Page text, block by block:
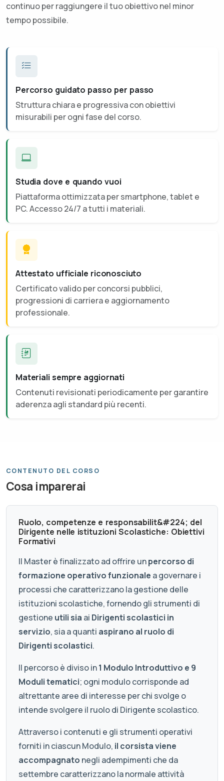
continuo per raggiungere il tuo obiettivo nel minor
tempo possibile.
Percorso guidato passo per passo
Struttura chiara e progressiva con obiettivi
misurabili per ogni fase del corso.
Studia dove e quando vuoi
Piattaforma ottimizzata per smartphone, tablet e
PC. Accesso 24/7 a tutti i materiali.
Attestato ufficiale riconosciuto
Certificato valido per concorsi pubblici,
progressioni di carriera e aggiornamento
professionale.
Materiali sempre aggiornati
Contenuti revisionati periodicamente per garantire
aderenza agli standard più recenti.
CONTENUTO DEL CORSO
Cosa imparerai
Ruolo, competenze e responsabilit&#224; del
Dirigente nelle istituzioni Scolastiche: Obiettivi
Formativi
Il Master è finalizzato ad offrire unpercorso di
formazione operativo funzionale a governare i
processi che caratterizzano la gestione delle
istituzioni scolastiche, fornendo gli strumenti di
gestione utili sia ai Dirigenti scolastici in
servizio, sia a quanti aspirano al ruolo di
Dirigenti scolastici.
Il percorso è diviso in1 Modulo Introduttivo e 9
Moduli tematici; ogni modulo corrisponde ad
altrettante aree di interesse per chi svolge o
intende svolgere il ruolo di Dirigente scolastico.
Attraverso i contenuti e gli strumenti operativi
forniti in ciascun Modulo, il corsista viene
accompagnato negli adempimenti che da
settembre caratterizzano la normale attività